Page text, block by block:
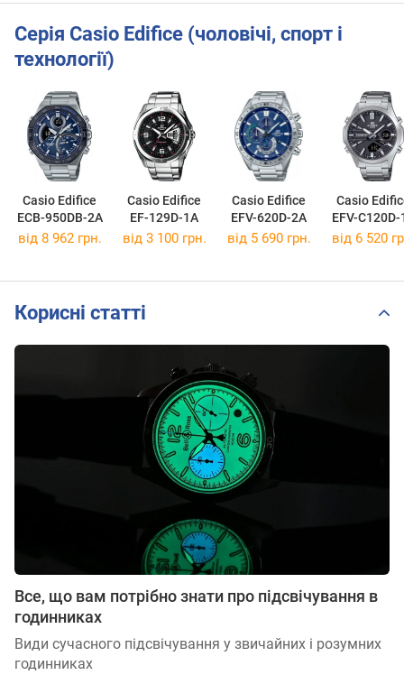
Серія Casio Edifice (чоловічі, спорт і
технології)
Casio Edifice
ECB-950DB-2A
Casio Edifice
EF-129D-1A
Casio Edifice
EFV-620D-2A
Casio
EFV-C120D-
від 8 962 грн. від 3 100 грн. від 5 690 грн. від 6 520
Корисні статті
Все, що вам потрібно знати про підсвічування в
годинниках
Види сучасного підсвічування у звичайних і розумних
годинниках